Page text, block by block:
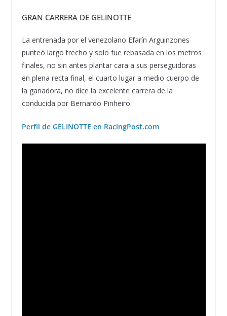
GRAN CARRERA DE GELINOTTE
La entrenada por el venezolano Efarín Arguinzones
punteó largo trecho y solo fue rebasada en los metros
finales, no sin antes plantar cara a sus perseguidoras
en plena recta final, el cuarto lugar a medio cuerpo de
la ganadora, no dice la excelente carrera de la
conducida por Bernardo Pinheiro.
Perfil de GELINOTTE en RacingPost.com